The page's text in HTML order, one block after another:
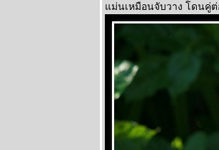
ม่นเหมือนจับวาง โดนคู่ต่